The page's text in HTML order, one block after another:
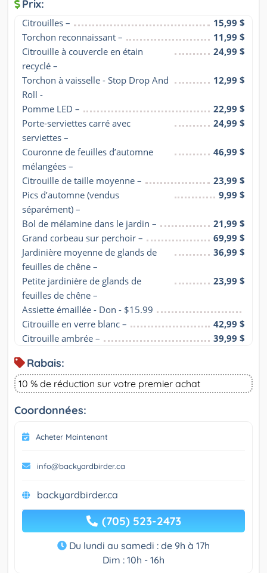
Prix:
Citrouilles –
15,99 $
Torchon reconnaissant –
11,99 $
Citrouille à couvercle en étain
recyclé –
24,99 $
Torchon à vaisselle - Stop Drop And
Roll -
12,99 $
Pomme LED –
22,99 $
Porte-serviettes carré avec
serviettes –
24,99 $
Couronne de feuilles d’automne
mélangées –
46,99 $
Citrouille de taille moyenne –
23,99 $
Pics d’automne (vendus
séparément) –
9,99 $
Bol de mélamine dans le jardin –
21,99 $
Grand corbeau sur perchoir –
69,99 $
Jardinière moyenne de glands de
feuilles de chêne –
36,99 $
Petite jardinière de glands de
feuilles de chêne –
23,99 $
Assiette émaillée - Don - $15.99
Citrouille en verre blanc –
42,99 $
Citrouille ambrée –
39,99 $
Rabais:
10 % de réduction sur votre premier achat
Coordonnées:
Acheter Maintenant
info@backyardbirder.ca
backyardbirder.ca
(705) 523-2473
Du lundi au samedi : de 9h à 17h
Dim : 10h - 16h